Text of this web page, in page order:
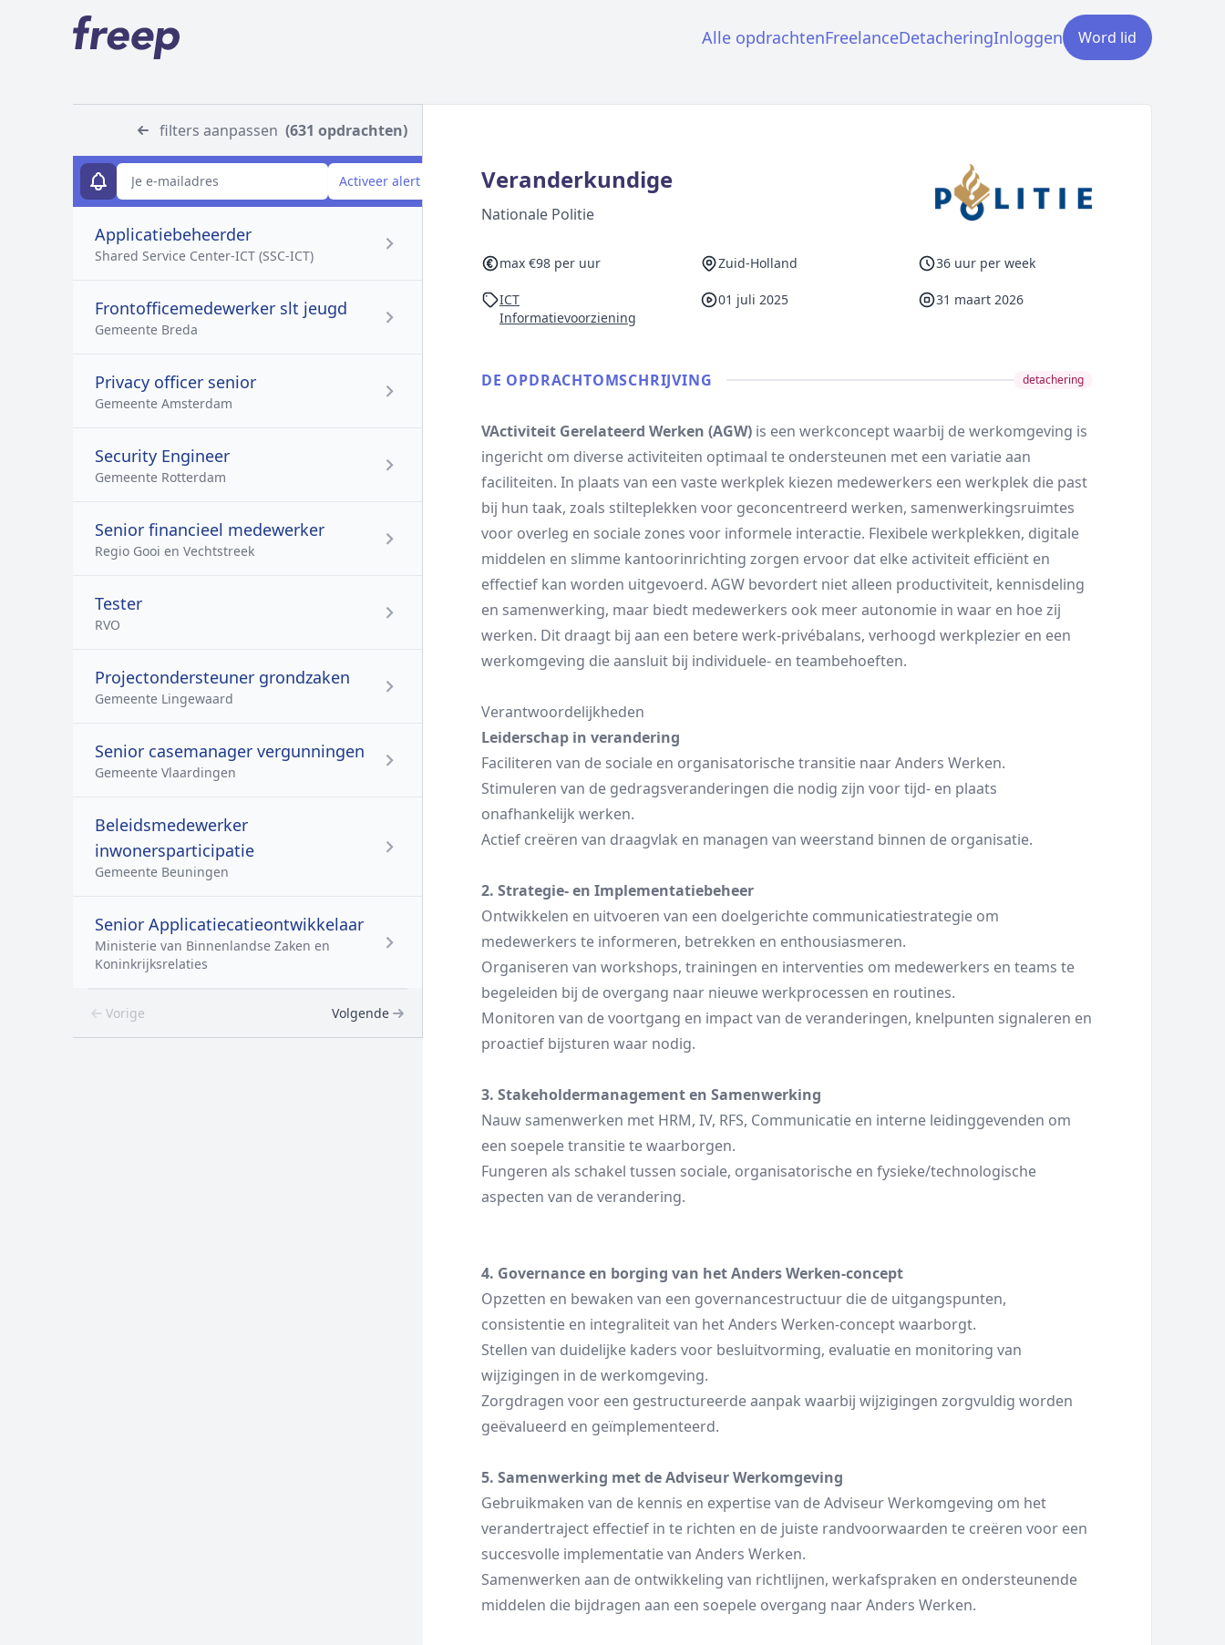
Alle opdrachtenFreelanceDetacheringInloggen Word lid
filters aanpassen (631 opdrachten)
E-mailadres
Activeer alert
Applicatiebeheerder
Shared Service Center-ICT (SSC-ICT)
Frontofficemedewerker slt jeugd
Gemeente Breda
Privacy officer senior
Gemeente Amsterdam
Security Engineer
Gemeente Rotterdam
Senior financieel medewerker
Regio Gooi en Vechtstreek
Tester
RVO
Projectondersteuner grondzaken
Gemeente Lingewaard
Senior casemanager vergunningen
Gemeente Vlaardingen
Beleidsmedewerker
inwonersparticipatie
Gemeente Beuningen
Senior Applicatiecatieontwikkelaar
Ministerie van Binnenlandse Zaken en
Koninkrijksrelaties
Vorige Volgende
Veranderkundige
Nationale Politie
max €98 per uur Zuid-Holland 36 uur per week
ICT
Informatievoorziening
01 juli 2025 31 maart 2026
DE OPDRACHT­OMSCHRIJVING detachering
VActiviteit Gerelateerd Werken (AGW) is een werkconcept waarbij de werkomgeving is
ingericht om diverse activiteiten optimaal te ondersteunen met een variatie aan
faciliteiten. In plaats van een vaste werkplek kiezen medewerkers een werkplek die past
bij hun taak, zoals stilteplekken voor geconcentreerd werken, samenwerkingsruimtes
voor overleg en sociale zones voor informele interactie. Flexibele werkplekken, digitale
middelen en slimme kantoorinrichting zorgen ervoor dat elke activiteit efficiënt en
effectief kan worden uitgevoerd. AGW bevordert niet alleen productiviteit, kennisdeling
en samenwerking, maar biedt medewerkers ook meer autonomie in waar en hoe zij
werken. Dit draagt bij aan een betere werk-privébalans, verhoogd werkplezier en een
werkomgeving die aansluit bij individuele- en teambehoeften.
Verantwoordelijkheden
Leiderschap in verandering
Faciliteren van de sociale en organisatorische transitie naar Anders Werken.
Stimuleren van de gedragsveranderingen die nodig zijn voor tijd- en plaats
onafhankelijk werken.
Actief creëren van draagvlak en managen van weerstand binnen de organisatie.
2. Strategie- en Implementatiebeheer
Ontwikkelen en uitvoeren van een doelgerichte communicatiestrategie om
medewerkers te informeren, betrekken en enthousiasmeren.
Organiseren van workshops, trainingen en interventies om medewerkers en teams te
begeleiden bij de overgang naar nieuwe werkprocessen en routines.
Monitoren van de voortgang en impact van de veranderingen, knelpunten signaleren en
proactief bijsturen waar nodig.
3. Stakeholdermanagement en Samenwerking
Nauw samenwerken met HRM, IV, RFS, Communicatie en interne leidinggevenden om
een soepele transitie te waarborgen.
Fungeren als schakel tussen sociale, organisatorische en fysieke/technologische
aspecten van de verandering.
4. Governance en borging van het Anders Werken-concept
Opzetten en bewaken van een governancestructuur die de uitgangspunten,
consistentie en integraliteit van het Anders Werken-concept waarborgt.
Stellen van duidelijke kaders voor besluitvorming, evaluatie en monitoring van
wijzigingen in de werkomgeving.
Zorgdragen voor een gestructureerde aanpak waarbij wijzigingen zorgvuldig worden
geëvalueerd en geïmplementeerd.
5. Samenwerking met de Adviseur Werkomgeving
Gebruikmaken van de kennis en expertise van de Adviseur Werkomgeving om het
verandertraject effectief in te richten en de juiste randvoorwaarden te creëren voor een
succesvolle implementatie van Anders Werken.
Samenwerken aan de ontwikkeling van richtlijnen, werkafspraken en ondersteunende
middelen die bijdragen aan een soepele overgang naar Anders Werken.